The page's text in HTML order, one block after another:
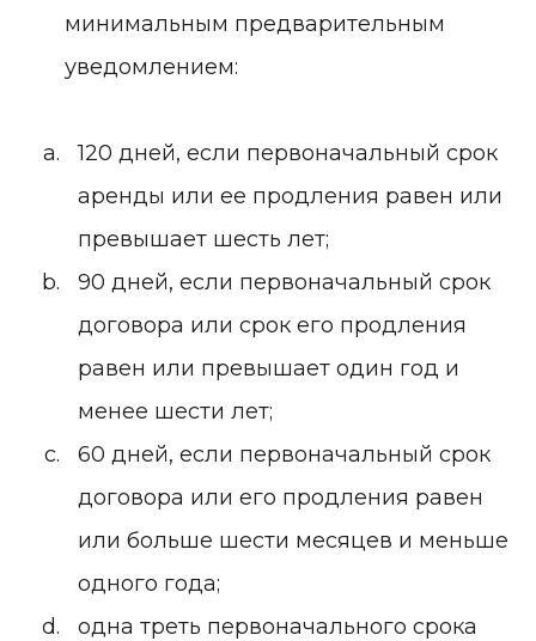
минимальным предварительным
уведомлением:
120 дней, если первоначальный срок
аренды или ее продления равен или
превышает шесть лет;
90 дней, если первоначальный срок
договора или срок его продления
равен или превышает один год и
менее шести лет;
60 дней, если первоначальный срок
договора или его продления равен
или больше шести месяцев и меньше
одного года;
одна треть первоначального срока